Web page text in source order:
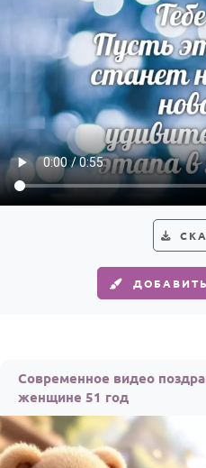
ПРАЗДНИКИ
С Днем рождения
Юбилей
Свадьба
Выпускной HOT
Календарь праздников
Женщине
Мужчине
Детям
Все родственники
ПЕРСОНАЛЬНЫЕ
Современное видео
женщине 51 год